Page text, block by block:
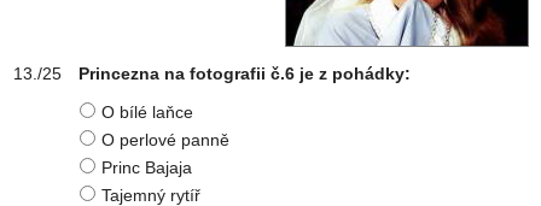
Princezna na fotografii č.6 je z pohádky:
O bílé laňce
O perlové panně
Princ Bajaja
Tajemný rytíř